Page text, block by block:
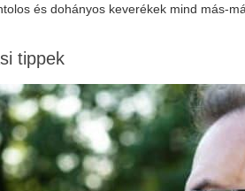
és dohányos keverékek mind más-
tippek